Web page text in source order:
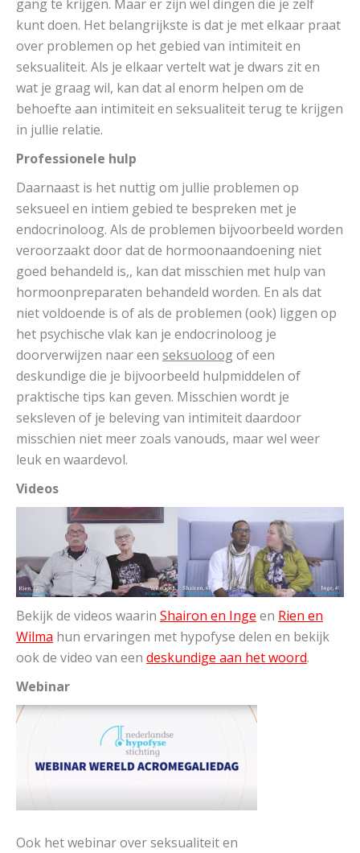
gang te krijgen. Maar er zijn wel dingen die je zelf
kunt doen. Het belangrijkste is dat je met elkaar praat
over problemen op het gebied van intimiteit en
seksualiteit. Als je elkaar vertelt wat je dwars zit en
wat je graag wil, kan dat al enorm helpen om de
behoefte aan intimiteit en seksualiteit terug te krijgen
in jullie relatie.
Professionele hulp
Daarnaast is het nuttig om jullie problemen op
seksueel en intiem gebied te bespreken met je
endocrinoloog. Als de problemen bijvoorbeeld worden
veroorzaakt door dat de hormoonaandoening niet
goed behandeld is,, kan dat misschien met hulp van
hormoonpreparaten behandeld worden. En als dat
niet voldoende is of als de problemen (ook) liggen op
het psychische vlak kan je endocrinoloog je
doorverwijzen naar een seksuoloogof een
deskundige die je bijvoorbeeld hulpmiddelen of
praktische tips kan geven. Misschien wordt je
seksleven of je beleving van intimiteit daardoor
misschien niet meer zoals vanouds, maar wel weer
leuk en waardevol.
Videos
Bekijk de videos waarin Shairon en Inge en Rien en
Wilma hun ervaringen met hypofyse delen en bekijk
ook de video van een deskundige aan het woord.
Webinar
Ook het webinar over seksualiteit en